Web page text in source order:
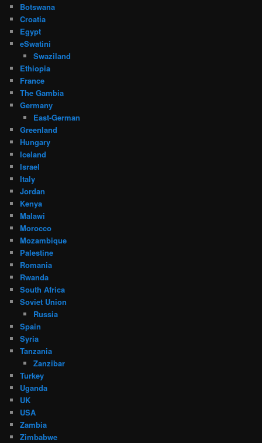
Botswana
Croatia
Egypt
eSwatini
Swaziland
Ethiopia
France
The Gambia
Germany
East-German
Greenland
Hungary
Iceland
Israel
Italy
Jordan
Kenya
Malawi
Morocco
Mozambique
Palestine
Romania
Rwanda
South Africa
Soviet Union
Russia
Spain
Syria
Tanzania
Zanzibar
Turkey
Uganda
UK
USA
Zambia
Zimbabwe